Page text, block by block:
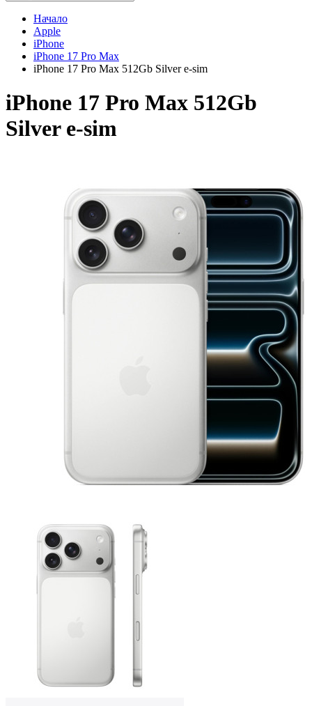
Начало
Apple
iPhone
iPhone 17 Pro Max
iPhone 17 Pro Max 512Gb Silver e-sim
iPhone 17 Pro Max 512Gb
Silver e-sim